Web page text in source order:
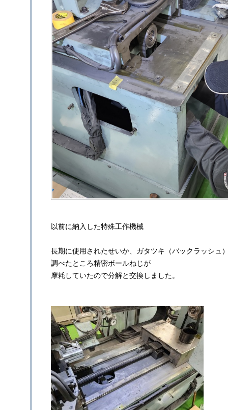
以前に納入した特殊工作機械
長期に使用されたせいか、ガタツキ（バックラッシュ
調べたところ精密ボールねじが
摩耗していたので分解と交換しました。